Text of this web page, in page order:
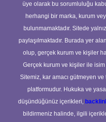
üye olarak bu sorumluluğu
herhangi bir marka, kurum
bulunmamaktadır. Sitede
paylaşılmaktadır. Burada yer
olup, gerçek kurum ve kişiler
Gerçek kurum ve kişiler ile
Sitemiz, kar amacı gütmeyen
platformudur. Hukuka ve
düşündüğünüz içerikleri,
bildirmeniz halinde, ilgili